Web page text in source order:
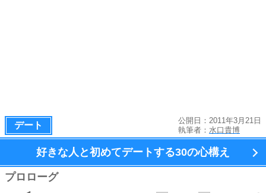
デート
公開日：2011年3月21日
執筆者： 水口貴博
好きな人と初めてデートする30の心構え
プロローグ